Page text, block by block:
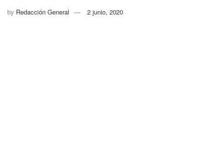
by Redacción General 2 junio, 2020